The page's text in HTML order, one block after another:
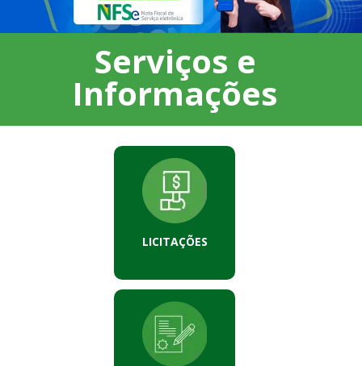
Serviços e
Informações
LICITAÇÕES